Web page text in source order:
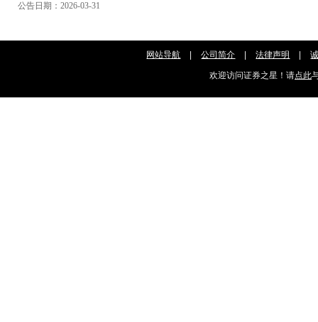
公告日期：2026-03-31
网站导航 公司简介 法律声明
欢迎访问证券之星！请点此